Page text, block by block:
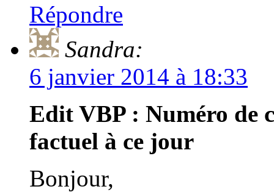
Répondre
Sandra:
6 janvier 2014 à 18:33
Edit VBP : Numéro de
factuel à ce jour
Bonjour,